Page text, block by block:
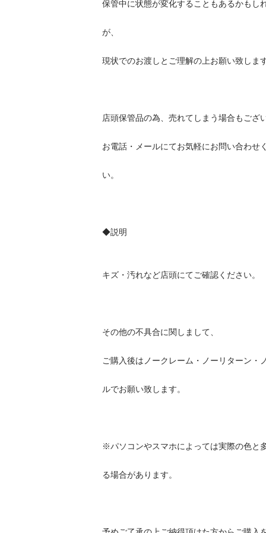
保管中に状態が変化することもあるかもし
が、
現状でのお渡しとご理解の上お願い致します
店頭保管品の為、売れてしまう場合もござ
お電話・メールにてお気軽にお問い合わせ
い。
◆説明
キズ・汚れなど店頭にてご確認ください。
その他の不具合に関しまして、
ご購入後はノークレーム・ノーリターン・
ルでお願い致します。
※パソコンやスマホによっては実際の色と
る場合があります。